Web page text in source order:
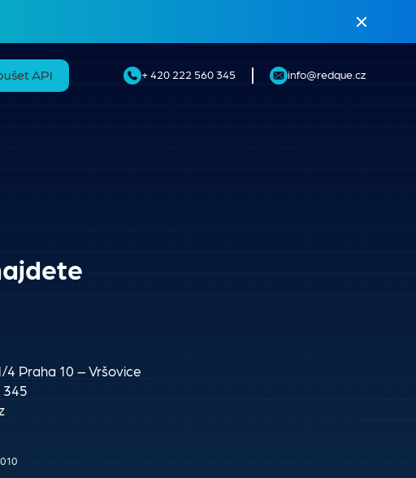
API + 420 222 560 345 info@redque.cz
4 Praha 10 – Vršovice
345